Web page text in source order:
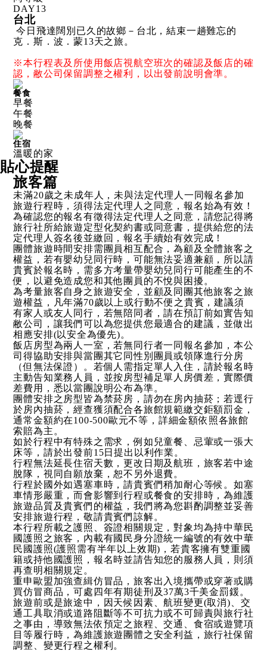
DAY13
台北
今日飛達闊別已久的故鄉－台北，結束一趟難忘的
克．斯．波．蒙13天之旅。
※本行程表及所使用飯店視航空班次的確認及飯店的確
認，敝公司保留調整之權利，以出發前說明會準。
餐食
早餐
午餐
晚餐
住宿
溫暖的家
貼心提醒
旅客篇
未滿20歲之未成年人，未與法定代理人一同報名參加
旅遊行程時，須得法定代理人之同意，報名始為有效！
為確認您的報名有徵得法定代理人之同意，請您記得將
旅行社所給旅遊定型化契約書或同意書，提供給您的法
定代理人簽名後並繳回，報名手續始有效完成！
團體旅遊時間安排需團員相互配合，為顧及全體旅客之
權益，若有嬰幼兒同行時，可能無法妥適兼顧，所以請
貴賓於報名時，需多方考量帶嬰幼兒同行可能產生的不
便，以避免造成您和其他團員的不悅與困擾。
為考量旅客自身之旅遊安全，並顧及同團其他旅客之旅
遊權益，凡年滿70歲以上或行動不便之貴賓，建議須
有家人或友人同行，若無陪同者，請在預訂前如實告知
敝公司，讓我們可以為您提供您最適合的建議，並做出
相應安排(以安全為優先)。
飯店房型為兩人一室，若無同行者一同報名參加，本公
司得協助安排與當團其它同性別團員或領隊進行分房
（但無法保證）。若個人需指定單人入住，請於報名時
主動告知業務人員，並按房型補足單人房價差，實際價
差費用，悉以當團說明公布為準。
團體安排之房型皆為禁菸房，請勿在房內抽菸；若逕行
於房內抽菸，經查獲須配合各旅館規範繳交鉅額罰金，
通常金額約在100-500歐元不等，詳細金額依照各旅館
索賠為主。
如於行程中有特殊之需求，例如兒童餐、忌葷或一張大
床等，請於出發前15日提出以利作業。
行程無法延長住宿天數，更改日期及航班，旅客若中途
脫隊，視同自願放棄，恕不另外退費。
行程於國外如遇塞車時，請貴賓們稍加耐心等候。如塞
車情形嚴重，而會影響到行程或餐食的安排時，為維護
旅遊品質及貴賓們的權益，我們將為您斟酌調整並妥善
安排旅遊行程，敬請貴賓們諒解。
本行程所載之護照、簽證相關規定，對象均為持中華民
國護照之旅客，內載有國民身分證統一編號的有效中華
民國護照(護照需有半年以上效期)，若貴客擁有雙重國
籍或持他國護照，報名時並請告知您的服務人員，則須
再查明相關規定。
重申歐盟加強查緝仿冒品，旅客出入境攜帶或穿著或購
買仿冒商品，可處四年有期徒刑及37萬3千美金罰鍰。
旅遊前或是旅途中，因天候因素、航班變更(取消)、交
通工具取消或道路阻斷等不可抗力或不可歸責與旅行社
之事由，導致無法依預定之旅程、交通、食宿或遊覽項
目等履行時，為維護旅遊團體之安全利益，旅行社保留
調整、變更行程之權利。